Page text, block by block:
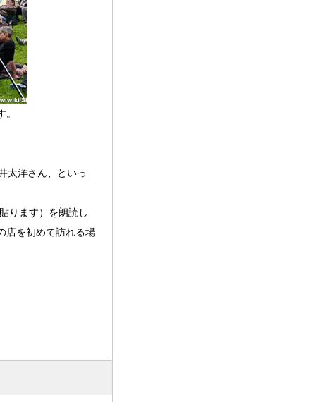
太洋さん、といっ
ります）を朗読し
店を初めて訪れる場